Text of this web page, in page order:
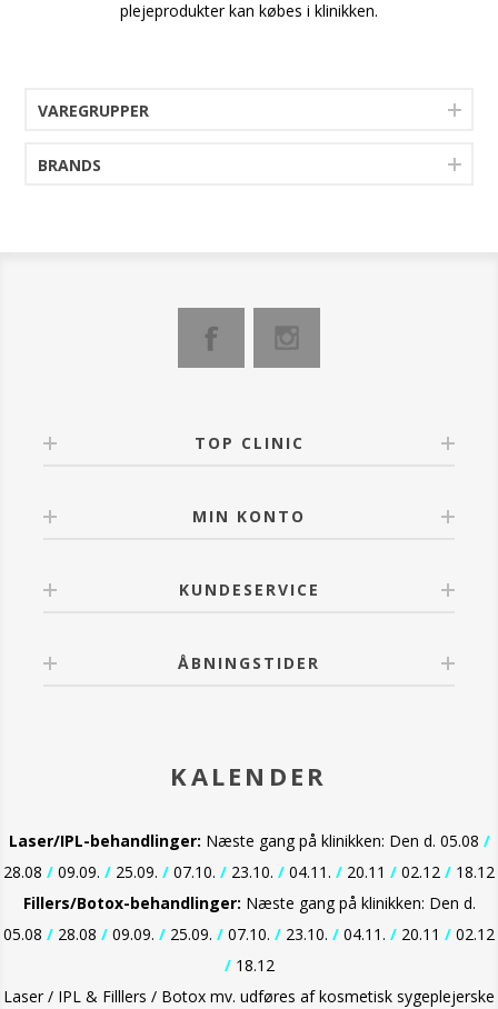
plejeprodukter kan købes i klinikken.
VAREGRUPPER
BRANDS
TOP CLINIC
MIN KONTO
KUNDESERVICE
ÅBNINGSTIDER
KALENDER
Laser/IPL-behandlinger: Næste gang på klinikken: Den d. 05.08 /
28.08 / 09.09. / 25.09. / 07.10. / 23.10. / 04.11. / 20.11 / 02.12 / 18.12
Fillers/Botox-behandlinger: Næste gang på klinikken: Den d.
05.08 / 28.08 / 09.09. / 25.09. / 07.10. / 23.10. / 04.11. / 20.11 / 02.12
/18.12
Laser / IPL & Filllers / Botox mv. udføres af kosmetisk sygeplejerske